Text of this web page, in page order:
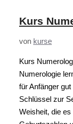
Kurs
von kurse
Kurs
Numerologie
für Anfänger
Schlüssel zur
Weisheit, die